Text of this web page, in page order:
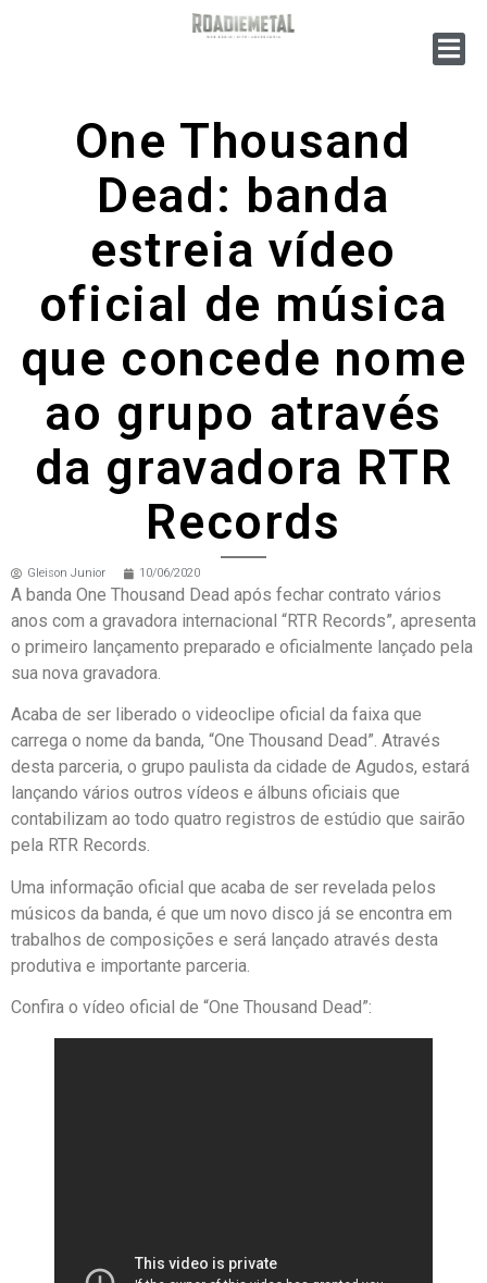
One Thousand
Dead: banda
estreia vídeo
oficial de música
que concede nome
ao grupo através
da gravadora RTR
Records
Gleison Junior 10/06/2020
A banda One Thousand Dead após fechar contrato vários
anos com a gravadora internacional “RTR Records”, apresenta
o primeiro lançamento preparado e oficialmente lançado pela
sua nova gravadora.
Acaba de ser liberado o videoclipe oficial da faixa que
carrega o nome da banda, “One Thousand Dead”. Através
desta parceria, o grupo paulista da cidade de Agudos, estará
lançando vários outros vídeos e álbuns oficiais que
contabilizam ao todo quatro registros de estúdio que sairão
pela RTR Records.
Uma informação oficial que acaba de ser revelada pelos
músicos da banda, é que um novo disco já se encontra em
trabalhos de composições e será lançado através desta
produtiva e importante parceria.
Confira o vídeo oficial de “One Thousand Dead”: